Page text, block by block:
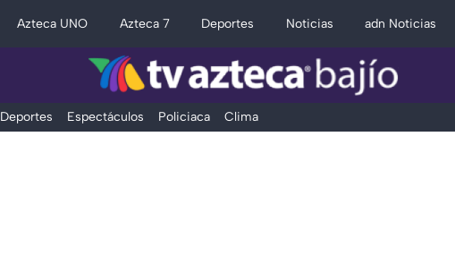
Azteca UNO Azteca 7 Deportes Noticias adn Noticias
Deportes Espectáculos Policiaca Clima